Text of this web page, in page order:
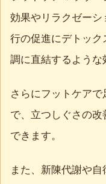
効果やリラクゼーシ
行の促進にデトッ
調に直結するような
さらにフットケア
で、立つしぐさの
できます。
また、新陳代謝や